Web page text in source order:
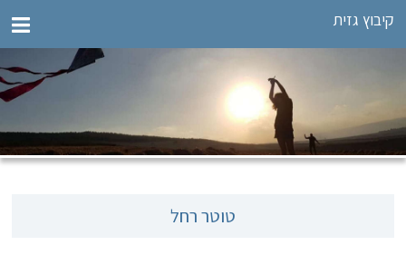
קיבוץ גזית
טוטר רחל